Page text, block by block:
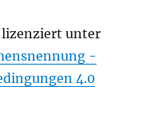
lizenziert unter
-
4.0